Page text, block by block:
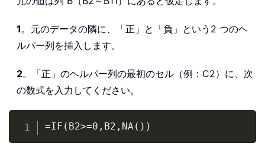
1 。元のデータの隣に、「正」と「負」という2 つのヘ
ルパー列を挿入します。
2。「正」のヘルパー列の最初のセル（例：C2）に、次
の数式を入力してください。
=IF(B2>=0,B2,NA())